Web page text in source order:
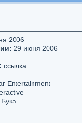
2006
29 июня 2006
ссылка
Entertainment
Бука